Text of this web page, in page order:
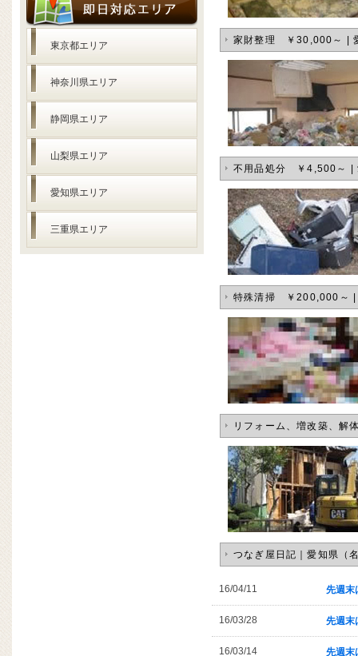
家財整理 ￥30,000～ |
不用品処分 ￥4,500～ |
特殊清掃 ￥200,000～ |
リフォーム、増改築、解
つなぎ屋日記｜愛知県（
16/04/11 先週末
16/03/28 先週末
16/03/14 先週末
東京都エリア
神奈川県エリア
静岡県エリア
山梨県エリア
愛知県エリア
三重県エリア